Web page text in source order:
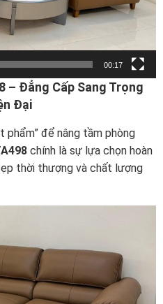
00:17
– Đẳng Cấp Sang Trọng
Đại
phẩm” để nâng tầm phòng
chính là sự lựa chọn hoàn
thời thượng và chất lượng